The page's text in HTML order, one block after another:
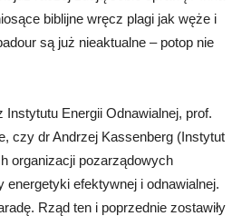
biblijne wręcz plagi jak węże i
są już nieaktualne – potop nie
Energii Odnawialnej, prof.
czy dr Andrzej Kassenberg (Instytut
organizacji pozarządowych
efektywnej i odnawialnej.
Rząd ten i poprzednie zostawiły